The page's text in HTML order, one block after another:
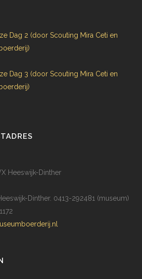
Dag 2 (door Scouting Mira Ceti en
Dag 3 (door Scouting Mira Ceti en
Heeswijk-Dinther
Dinther. 0413-292481 (museum)